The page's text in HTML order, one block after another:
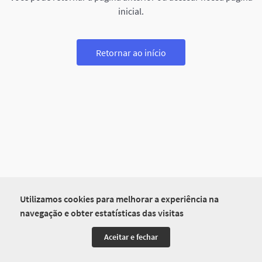
Utilizamos cookies para melhorar a experiência na
navegação e obter estatísticas das visitas
Aceitar e fechar
inicial.
Retornar ao início